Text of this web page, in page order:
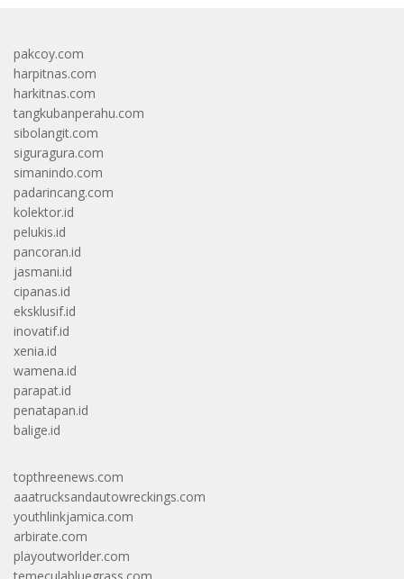
pakcoy.com
harpitnas.com
harkitnas.com
tangkubanperahu.com
sibolangit.com
siguragura.com
simanindo.com
padarincang.com
kolektor.id
pelukis.id
pancoran.id
jasmani.id
cipanas.id
eksklusif.id
inovatif.id
xenia.id
wamena.id
parapat.id
penatapan.id
balige.id
topthreenews.com
aaatrucksandautowreckings.com
youthlinkjamica.com
arbirate.com
playoutworlder.com